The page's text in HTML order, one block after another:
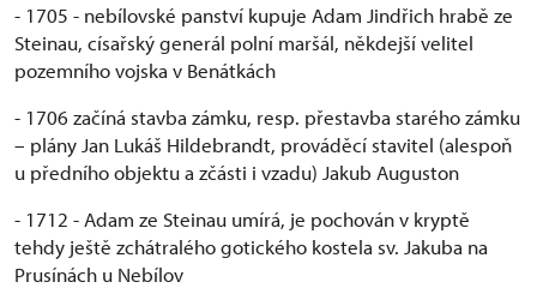
- 1705 - nebílovské panství kupuje Adam Jindřich hrabě ze
Steinau, císařský generál polní maršál, někdejší velitel
pozemního vojska v Benátkách
- 1706 začíná stavba zámku, resp. přestavba starého zámku
– plány Jan Lukáš Hildebrandt, prováděcí stavitel (alespoň
u předního objektu a zčásti i vzadu) Jakub Auguston
- 1712 - Adam ze Steinau umírá, je pochován v kryptě
tehdy ještě zchátralého gotického kostela sv. Jakuba na
Prusínách u Nebílov